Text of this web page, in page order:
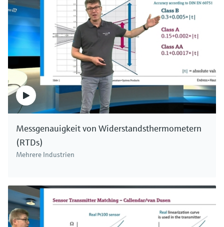
Messgenauigkeit von Widerstandsthermometern
(RTDs)
Mehrere Industrien